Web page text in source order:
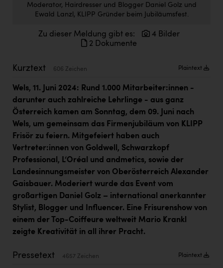
INTERSPAR
INTERSPORT Austria
Jane Goodall Institute Austria
Kärcher
Karin Liedl
KEBA
KIWI Kinderwunsch Institut Dr. Loimer
KLIPP Frisör
Kleider Bauer
Kremsmüller Anlagenbau GmbH
Maximarkt
Oldtimer Raststationen und Motorhotels
Österreichischer Kachelofenverband
Moderator, Hairdresser und Blogger Daniel Golz und
Ewald Lanzl, KLIPP Gründer beim Jubiläumsfest.
Zu dieser Meldung gibt es:
4 Bilder
2 Dokumente
Kurztext 606 Zeichen Plaintext
Wels, 11. Juni 2024: Rund 1.000 Mitarbeiter:innen -
darunter auch zahlreiche Lehrlinge - aus ganz
Österreich kamen am Sonntag, dem 09. Juni nach
Wels, um gemeinsam das Firmenjubiläum von KLIPP
Frisör zu feiern. Mitgefeiert haben auch
Vertreter:innen von Goldwell, Schwarzkopf
Professional, L‘Oréal und andmetics, sowie der
Landesinnungsmeister von Oberösterreich Alexander
Gaisbauer. Moderiert wurde das Event vom
großartigen Daniel Golz – international anerkannter
Stylist, Blogger und Influencer. Eine Frisurenshow von
einem der Top-Coiffeure weltweit Mario Krankl
zeigte Kreativität in all ihrer Pracht.
Pressetext 4657 Zeichen Plaintext